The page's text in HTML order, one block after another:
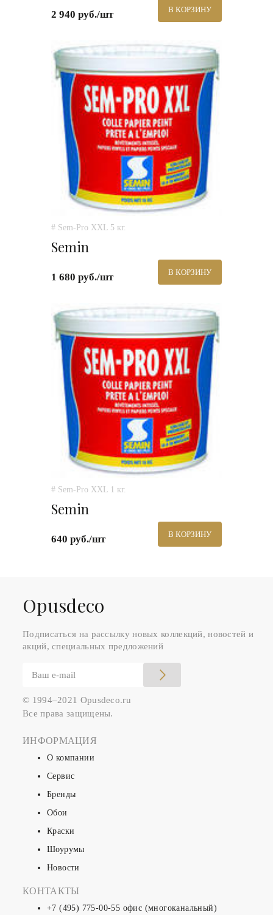
2 940 руб./шт В КОРЗИНУ
# Sem-Pro XXL 5 кг.
Semin
1 680 руб./шт В КОРЗИНУ
# Sem-Pro XXL 1 кг.
Semin
640 руб./шт В КОРЗИНУ
Оpusdeco
Подписаться на рассылку новых коллекций, новостей и
акций, специальных предложений
© 1994–2021 Opusdeco.ru
Все права защищены.
ИНФОРМАЦИЯ
О компании
Сервис
Бренды
Обои
Краски
Шоурумы
Новости
КОНТАКТЫ
+7 (495) 775-00-55 офис (многоканальный)